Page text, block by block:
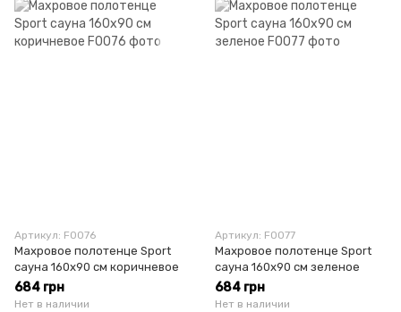
Артикул: F0076
Махровое полотенце Sport
сауна 160х90 см коричневое
684 грн
Нет в наличии
Артикул: F0077
Махровое полотенце Sport
сауна 160х90 см зеленое
684 грн
Нет в наличии